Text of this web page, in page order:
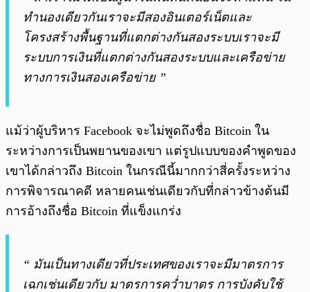
ทำนองเดียวกันเราจะมีสองอินเตอร์เน็ตและ
โครงสร้างพื้นฐานที่แตกต่างกันสองระบบเราจะมี
ระบบการเงินที่แตกต่างกันสองระบบและเครือข่าย
ทางการเงินสองเครือข่าย ”
แม้ว่าผู้บริหาร Facebook จะไม่พูดถึงชื่อ Bitcoin ใน
ระหว่างการเป็นพยานของเขา แต่รูปแบบของคำพูดของ
เขาได้กล่าวถึง Bitcoin ในกรณีนี้มากกว่าสี่ครั้งระหว่าง
การพิจารณาคดี หลายคนเช่นเดียวกับที่กล่าวข้างต้นมี
การอ้างถึงชื่อ Bitcoin ที่แข็งแกร่ง
“ มันเป็นทางเดียวที่ประเทศของเราจะมีมาตรการ
เฉกเช่นเดียวกับ มาตรการคว่ำบาตร การบังคับใช้